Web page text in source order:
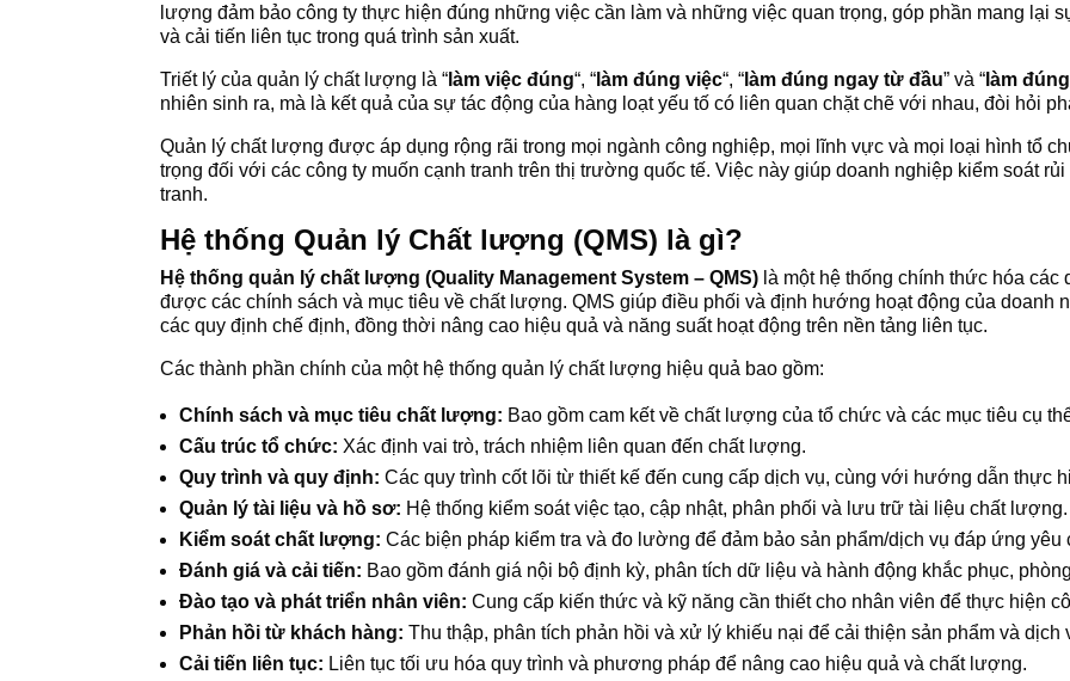
lượng đảm bảo công ty thực hiện đúng những việc cần làm và những việc quan trọng, góp phần mang lại
và cải tiến liên tục trong quá trình sản xuất.
Triết lý của quản lý chất lượng là “ làm việc đúng“, “ làm đúng việc“, “ làm đúng ngay từ đầu” và “ làm
nhiên sinh ra, mà là kết quả của sự tác động của hàng loạt yếu tố có liên quan chặt chẽ với nhau, đòi hỏi
Quản lý chất lượng được áp dụng rộng rãi trong mọi ngành công nghiệp, mọi lĩnh vực và mọi loại hình tổ
trọng đối với các công ty muốn cạnh tranh trên thị trường quốc tế. Việc này giúp doanh nghiệp kiểm soát
tranh.
Hệ thống Quản lý Chất lượng (QMS) là gì?
Hệ thống quản lý chất lượng (Quality Management System – QMS) là một hệ thống chính thức hóa các
được các chính sách và mục tiêu về chất lượng. QMS giúp điều phối và định hướng hoạt động của doanh
các quy định chế định, đồng thời nâng cao hiệu quả và năng suất hoạt động trên nền tảng liên tục.
Các thành phần chính của một hệ thống quản lý chất lượng hiệu quả bao gồm:
Chính sách và mục tiêu chất lượng: Bao gồm cam kết về chất lượng của tổ chức và các mục tiêu cụ
Cấu trúc tổ chức: Xác định vai trò, trách nhiệm liên quan đến chất lượng.
Quy trình và quy định: Các quy trình cốt lõi từ thiết kế đến cung cấp dịch vụ, cùng với hướng dẫn thực
Quản lý tài liệu và hồ sơ: Hệ thống kiểm soát việc tạo, cập nhật, phân phối và lưu trữ tài liệu chất lượng.
Kiểm soát chất lượng: Các biện pháp kiểm tra và đo lường để đảm bảo sản phẩm/dịch vụ đáp ứng yêu
Đánh giá và cải tiến: Bao gồm đánh giá nội bộ định kỳ, phân tích dữ liệu và hành động khắc phục,
Đào tạo và phát triển nhân viên: Cung cấp kiến thức và kỹ năng cần thiết cho nhân viên để thực hiện
Phản hồi từ khách hàng: Thu thập, phân tích phản hồi và xử lý khiếu nại để cải thiện sản phẩm và dịch
Cải tiến liên tục: Liên tục tối ưu hóa quy trình và phương pháp để nâng cao hiệu quả và chất lượng.